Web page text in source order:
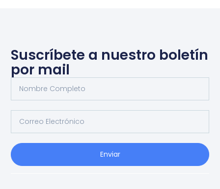
Suscríbete a nuestro boletín
por mail
Enviar